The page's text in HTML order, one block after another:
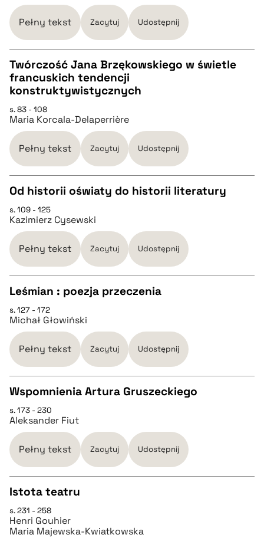
pobierz cytat
BIBTEX
pobierz cytat
Pełny tekst Zacytuj Udostępnij
CZYSTY TEKST
pobierz cytat
BIBTEX
pobierz cytat
Twórczość Jana Brzękowskiego w świetle
francuskich tendencji
konstruktywistycznych
s. 83 - 108
Maria Korcala-Delaperrière
Pełny tekst Zacytuj Udostępnij
CZYSTY TEKST
pobierz cytat
BIBTEX
pobierz cytat
Od historii oświaty do historii literatury
s. 109 - 125
Kazimierz Cysewski
Pełny tekst Zacytuj Udostępnij
CZYSTY TEKST
pobierz cytat
BIBTEX
pobierz cytat
Leśmian : poezja przeczenia
s. 127 - 172
Michał Głowiński
Pełny tekst Zacytuj Udostępnij
CZYSTY TEKST
pobierz cytat
pobierz cytat
Wspomnienia Artura Gruszeckiego
s. 173 - 230
Aleksander Fiut
Pełny tekst Zacytuj Udostępnij
CZYSTY TEKST
Istota teatru
s. 231 - 258
Henri Gouhier
Maria Majewska-Kwiatkowska